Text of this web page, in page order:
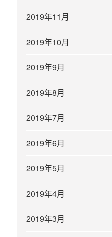
2019年11月
2019年10月
2019年9月
2019年8月
2019年7月
2019年6月
2019年5月
2019年4月
2019年3月